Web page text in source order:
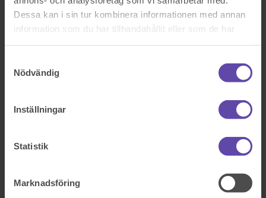
Dessa kan i sin tur kombinera informationen med annan
information som du har tillhandahållit eller som de har
Nödvändig
Inställningar
Statistik
Marknadsföring